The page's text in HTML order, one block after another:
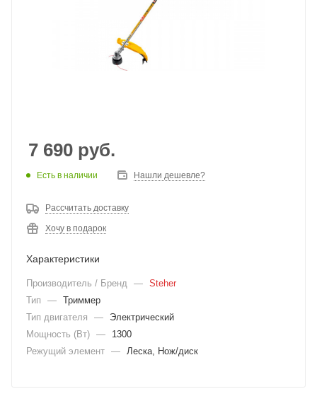
7 690 руб.
Есть в наличии Нашли дешевле?
Рассчитать доставку
Хочу в подарок
Характеристики
Производитель / Бренд — Steher
Тип
— Триммер
Тип двигателя
—
Электрический
Мощность (Вт) —
1300
Режущий элемент — Леска, Нож/диск